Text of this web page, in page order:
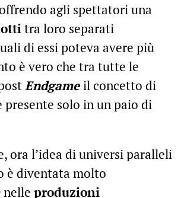
agli spettatori una
tra loro separati
di essi poteva avere più
è vero che tra tutte le
Endgameil concetto di
presente solo in un paio di
ora l’idea di universi paralleli
è diventata molto
nelle produzioni